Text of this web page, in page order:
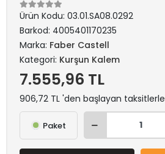
Ürün Kodu: 03.01.SA08.0292
Barkod: 4005401170235
Marka: Faber Castell
Kategori: Kurşun Kalem
7.555,96 TL
906,72 TL 'den başlayan taksitlerle
Paket